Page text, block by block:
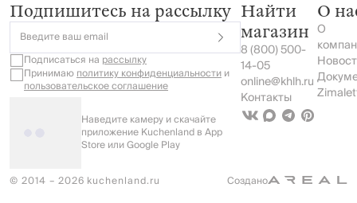
Подпишитесь на рассылку
Введите ваш email
Подписаться на рассылку
Принимаюполитику конфиденциальностии
пользовательское соглашение
Наведите камеру и скачайте
приложение Kuchenland в App
Store или Google Play
Найти
магазин
8 (800) 500-
14-05
online@khlh.ru
Контакты
О
О
© 2014 – 2026 kuchenland.ru Создано